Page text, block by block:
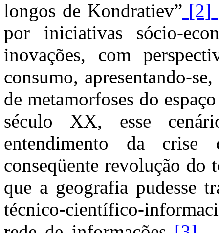
longos de Kondratiev” [2]
por iniciativas sócio-
inovações, com
consumo, apresentando-
de metamorfoses do
século XX, esse
entendimento da
conseqüente revolução do
que a geografia pudesse
técnico-científico-